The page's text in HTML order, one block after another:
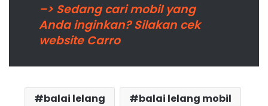
–> Sedang cari mobil yang
Anda inginkan? Silakan cek
website Carro
balai lelang
balai lelang mobil